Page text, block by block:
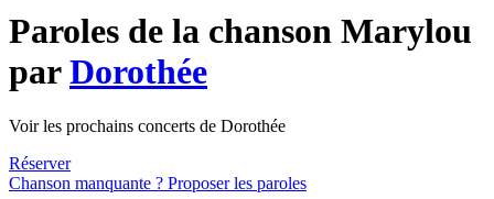
Paroles de la chanson Marylou
parDorothée
Voir les prochains concerts de Dorothée
Réserver
Chanson manquante ? Proposer les paroles